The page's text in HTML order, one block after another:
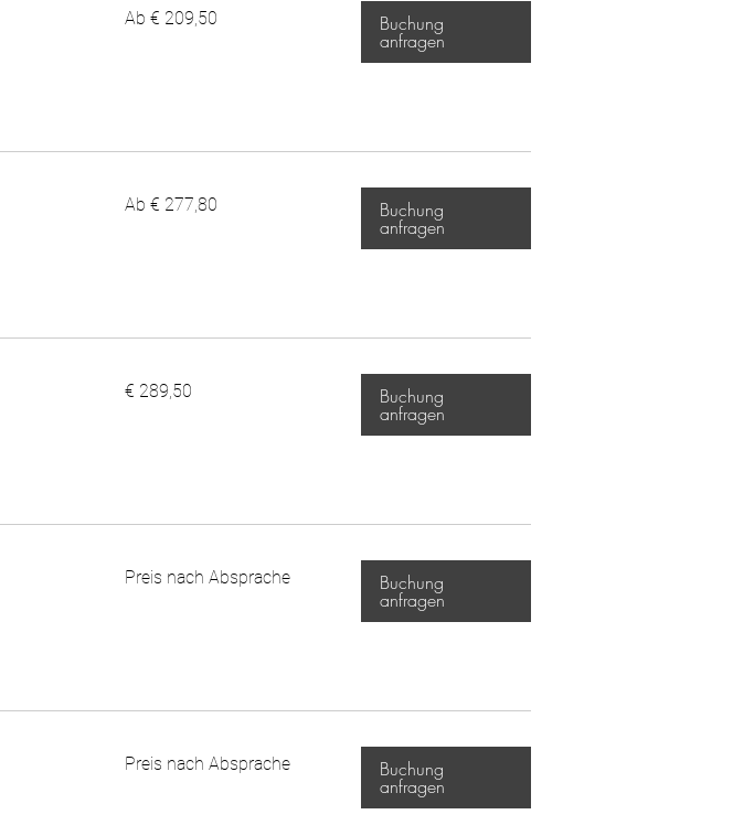
209,50
Ab € 209,50 Buchung
anfragen
277,80
Ab € 277,80 Buchung
anfragen
Euro
€ 289,50 Buchung
anfragen
nach
Preis nach Absprache Buchung
anfragen
nach
Preis nach Absprache Buchung
anfragen